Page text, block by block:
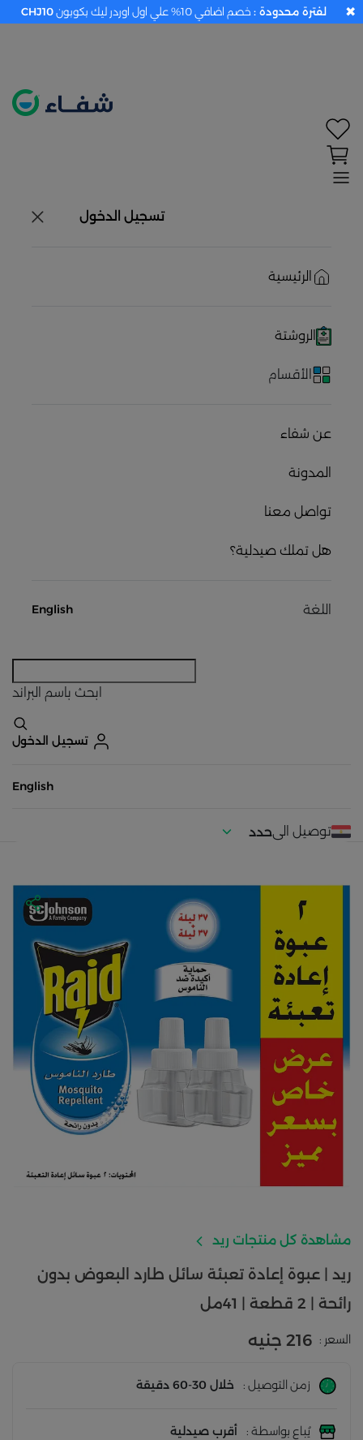
تسجيل الدخول
الرئيسية
الروشتة
الأقسام
عن شفاء
المدونة
تواصل معنا
هل تملك صيدلية؟
اللغة English
ابحث باسم البراند
تسجيل الدخول
English
توصيل الىحدد
مشاهدة كل منتجات ريد
ريد | عبوة إعادة تعبئة سائل طارد البعوض بدون
رائحة | 2 قطعة | 41مل‎
السعر : 216 جنيه
زمن التوصيل : خلال 30-60 دقيقة
يُباع بواسطة : أقرب صيدلية
لفترة محدودة : خصم اضافي 10% علي اول اوردر ليك بكوبون CHJ10 ✖